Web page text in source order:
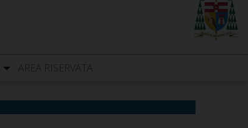
AREA RISERVATA